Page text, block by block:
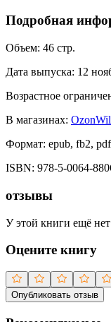
Подробная
Объем: 46 стр.
Дата выпуска: 12
Возрастное
В магазинах: Ozon
Формат: epub, fb2,
ISBN: 978-5-0064-
отзывы
У этой книги ещё
Оцените книгу
Опубликовать отзыв